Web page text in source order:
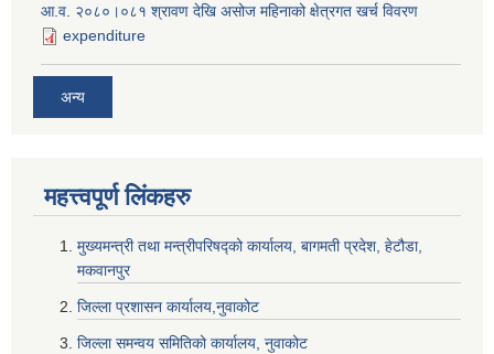
आ.व. २०८०।०८१ श्रावण देखि असोज महिनाको क्षेत्रगत खर्च विवरण
expenditure
अन्य
महत्त्वपूर्ण लि‌ंकहरु
मुख्यमन्त्री तथा मन्त्रीपरिषद्को कार्यालय, बागमती प्रदेश, हेटौडा,
मकवानपुर
जिल्ला प्रशासन कार्यालय,नुवाकोट
जिल्ला समन्वय समितिको कार्यालय, नुवाकोट